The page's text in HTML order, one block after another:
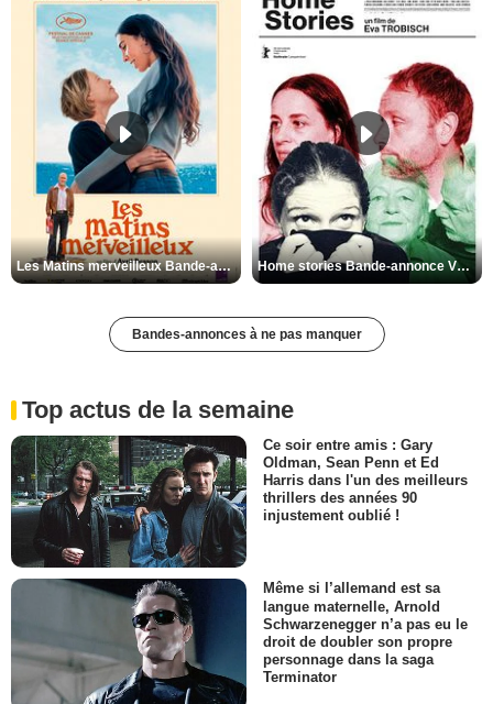
Les Matins merveilleux Bande-annonce VF Home stories Bande-annonce VO STFR
Bandes-annonces à ne pas manquer
Top actus de la semaine
Ce soir entre amis : Gary
Oldman, Sean Penn et Ed
Harris dans l'un des meilleurs
thrillers des années 90
injustement oublié !
Même si l’allemand est sa
langue maternelle, Arnold
Schwarzenegger n’a pas eu le
droit de doubler son propre
personnage dans la saga
Terminator